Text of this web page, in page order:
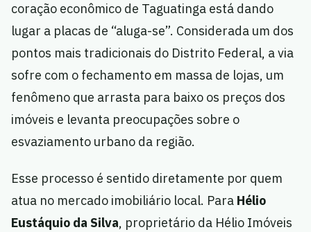
coração econômico de Taguatinga está dando
lugar a placas de “aluga-se”. Considerada um dos
pontos mais tradicionais do Distrito Federal, a via
sofre com o fechamento em massa de lojas, um
fenômeno que arrasta para baixo os preços dos
imóveis e levanta preocupações sobre o
esvaziamento urbano da região.
Esse processo é sentido diretamente por quem
atua no mercado imobiliário local. Para Hélio
Eustáquio da Silva, proprietário da Hélio Imóveis